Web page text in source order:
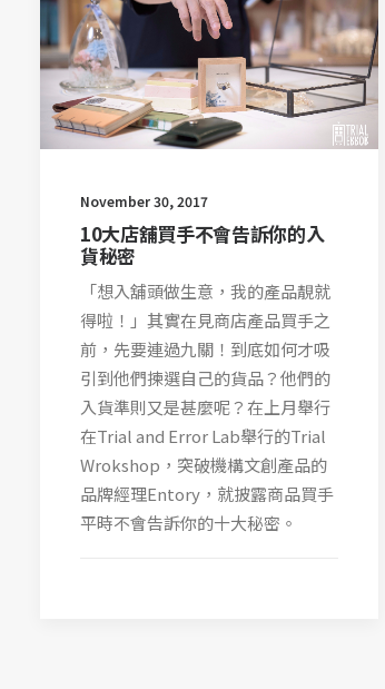
November 30, 2017
10大店舖買手不會告訴你的入
貨秘密
「想入舖頭做生意，我的產品靚就
得啦！」其實在見商店產品買手之
前，先要連過九關！到底如何才吸
引到他們揀選自己的貨品？他們的
入貨準則又是甚麼呢？在上月舉行
在Trial and Error Lab舉行的Trial
Wrokshop，突破機構文創產品的
品牌經理Entory，就披露商品買手
平時不會告訴你的十大秘密。